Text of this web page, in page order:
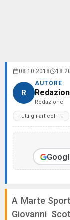
08.10.2018
R
AUTORE
Redazione
Tutti gli articoli →
A Marte
Giovanni